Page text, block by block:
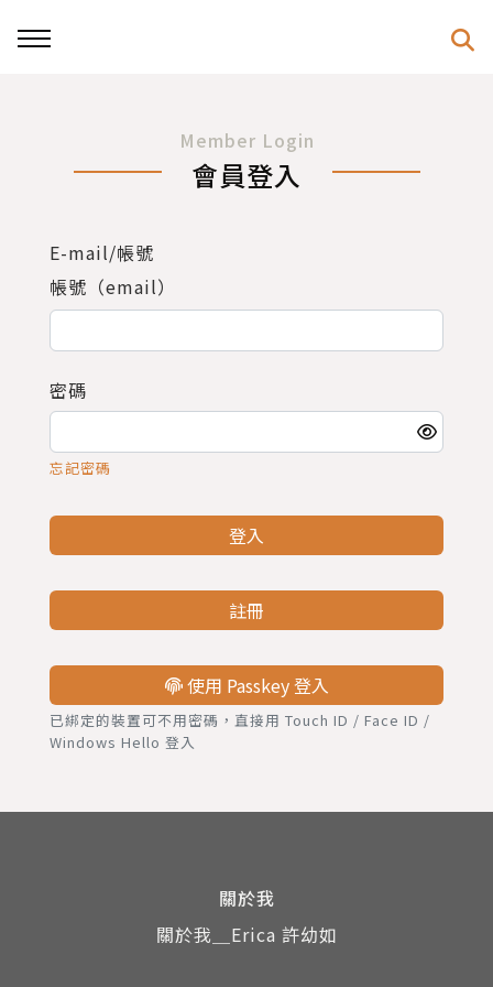
Member Login
會員登入
E-mail/帳號
帳號（email）
密碼
忘記密碼
登入
註冊
使用 Passkey 登入
已綁定的裝置可不用密碼，直接用 Touch ID / Face ID /
Windows Hello 登入
關於我
關於我＿Erica 許幼如